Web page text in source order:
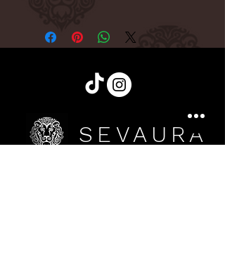
– ein echter Hingucker! Diese
fliessende, glamouröse Hose aus
elastischen Bund und schimmernden
Pailletten, die für einen
Perfekt für besondere Anlässe und
elegante Outfits.SEVAURA